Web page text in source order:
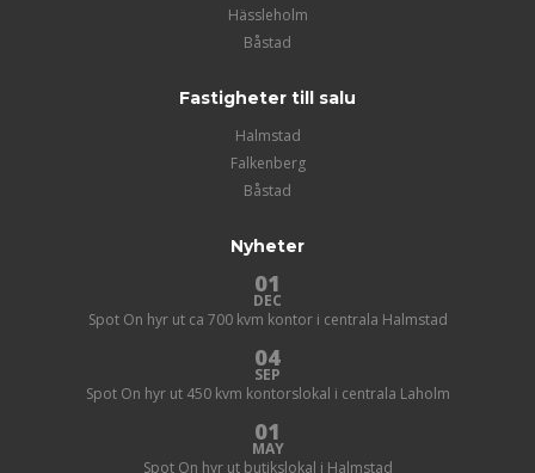
Hässleholm
Båstad
Fastigheter till salu
Halmstad
Falkenberg
Båstad
Nyheter
01
DEC
Spot On hyr ut ca 700 kvm kontor i centrala Halmstad
04
SEP
Spot On hyr ut 450 kvm kontorslokal i centrala Laholm
01
MAY
Spot On hyr ut butikslokal i Halmstad